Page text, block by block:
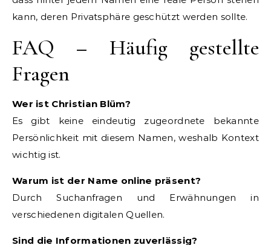
kann, deren Privatsphäre geschützt werden sollte.
FAQ – Häufig gestellte
Fragen
Wer ist Christian Blüm?
Es gibt keine eindeutig zugeordnete bekannte
Persönlichkeit mit diesem Namen, weshalb Kontext
wichtig ist.
Warum ist der Name online präsent?
Durch Suchanfragen und Erwähnungen in
verschiedenen digitalen Quellen.
Sind die Informationen zuverlässig?